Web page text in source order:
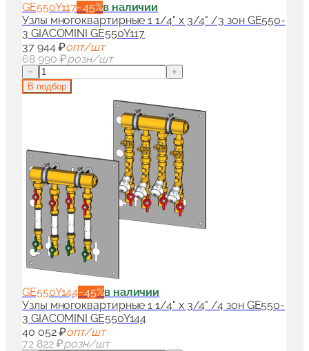
GE550Y117−45%в наличии
Узлы многоквартирные 1 1/4" x 3/4" /3 зон GE550-
3 GIACOMINI GE550Y117
37 944 ₽опт/шт
68 990 ₽розн/шт
−
+
В подбор
GE550Y144−45%в наличии
Узлы многоквартирные 1 1/4" x 3/4" /4 зон GE550-
3 GIACOMINI GE550Y144
40 052 ₽опт/шт
72 822 ₽розн/шт